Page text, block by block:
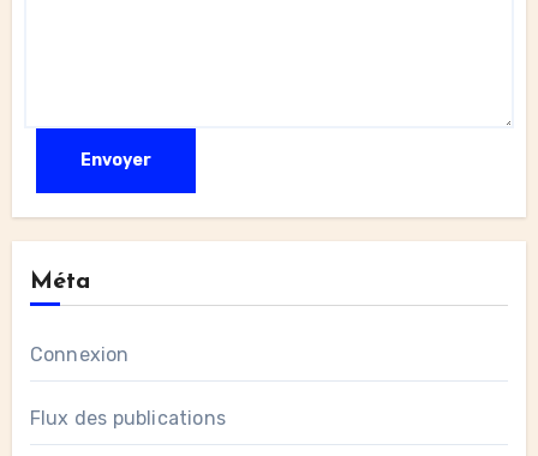
Méta
Connexion
Flux des publications